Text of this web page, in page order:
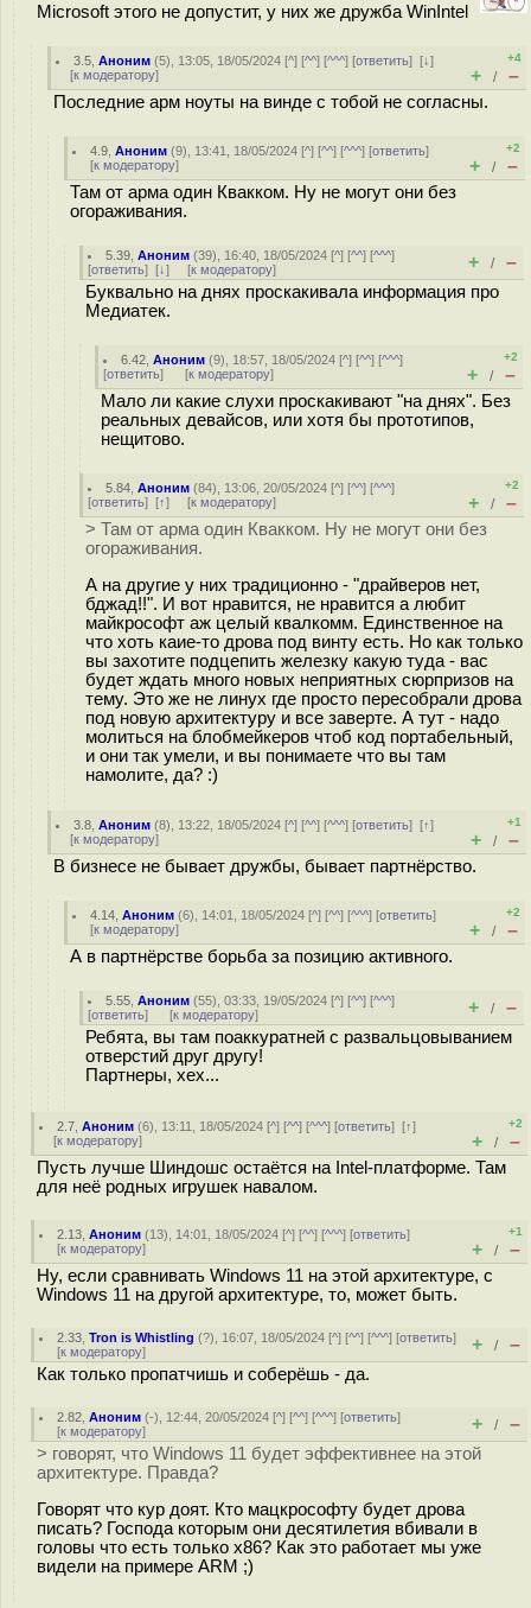
Microsoft этого не допустит, у них же дружба WinIntel
3.5 ,Аноним (5), 13:05, 18/05/2024 [^] [^^] [^^^] [ответить][↓]
[к модератору]
+4
+ / –
Последние арм ноуты на винде с тобой не согласны.
4.9 ,Аноним (9), 13:41, 18/05/2024 [^] [^^] [^^^] [ответить]
[к модератору]
+2
+ / –
Там от арма один Квакком. Ну не могут они без
огораживания.
5.39 ,Аноним (39), 16:40, 18/05/2024 [^] [^^] [^^^]
[ответить] [↓] [к модератору] + / –
Буквально на днях проскакивала информация про
Медиатек.
6.42 ,Аноним (9), 18:57, 18/05/2024 [^] [^^] [^^^]
[ответить] [к модератору]
+2
+ / –
Мало ли какие слухи проскакивают "на днях". Без
реальных девайсов, или хотя бы прототипов,
нещитово.
5.84 ,Аноним (84), 13:06, 20/05/2024 [^] [^^] [^^^]
[ответить] [↑] [к модератору]
+2
+ / –
> Там от арма один Квакком. Ну не могут они без
огораживания.
А на другие у них традиционно - "драйверов нет,
бджад!!". И вот нравится, не нравится а любит
майкрософт аж целый квалкомм. Единственное на
что хоть каие-то дрова под винту есть. Но как только
вы захотите подцепить железку какую туда - вас
будет ждать много новых неприятных сюрпризов на
тему. Это же не линух где просто пересобрали дрова
под новую архитектуру и все заверте. А тут - надо
молиться на блобмейкеров чтоб код портабельный,
и они так умели, и вы понимаете что вы там
намолите, да? :)
3.8 ,Аноним (8), 13:22, 18/05/2024 [^] [^^] [^^^] [ответить][↑]
[к модератору]
+1
+ / –
В бизнесе не бывает дружбы, бывает партнёрство.
4.14 ,Аноним (6), 14:01, 18/05/2024 [^] [^^] [^^^] [ответить]
[к модератору]
+2
+ / –
А в партнёрстве борьба за позицию активного.
5.55 ,Аноним (55), 03:33, 19/05/2024 [^] [^^] [^^^]
[ответить] [к модератору] + / –
Ребята, вы там поаккуратней с развальцовыванием
отверстий друг другу!
Партнеры, хех...
2.7 ,Аноним (6), 13:11, 18/05/2024 [^] [^^] [^^^] [ответить][↑]
[к модератору]
+2
+ / –
Пусть лучше Шиндошс остаётся на Intel-платформе. Там
для неё родных игрушек навалом.
2.13 ,Аноним (13), 14:01, 18/05/2024 [^] [^^] [^^^] [ответить]
[к модератору]
+1
+ / –
Ну, если сравнивать Windows 11 на этой архитектуре, с
Windows 11 на другой архитектуре, то, может быть.
2.33 ,Tron is Whistling (?), 16:07, 18/05/2024 [^] [^^] [^^^] [ответить]
[к модератору] + / –
Как только пропатчишь и соберёшь - да.
2.82 ,Аноним (-), 12:44, 20/05/2024 [^] [^^] [^^^] [ответить]
[к модератору] + / –
> говорят, что Windows 11 будет эффективнее на этой
архитектуре. Правда?
Говорят что кур доят. Кто мацкрософту будет дрова
писать? Господа которым они десятилетия вбивали в
головы что есть только x86? Как это работает мы уже
видели на примере ARM ;)